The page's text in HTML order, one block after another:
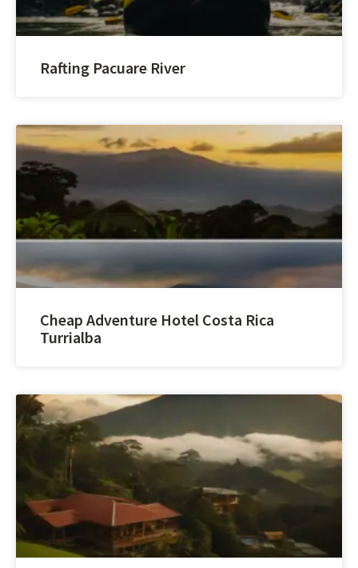
Rafting Pacuare River
Cheap Adventure Hotel Costa Rica
Turrialba